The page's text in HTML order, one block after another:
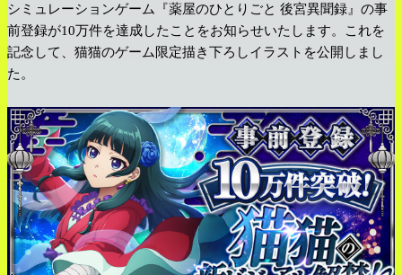
シミュレーションゲーム『薬屋のひとりごと 後宮異聞録』の事
前登録が10万件を達成したことをお知らせいたします。これを
記念して、猫猫のゲーム限定描き下ろしイラストを公開しまし
た。